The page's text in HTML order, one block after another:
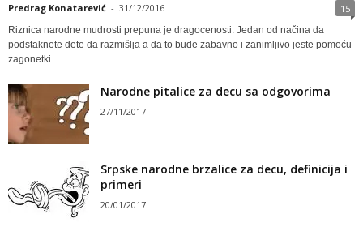
Predrag Konatarević - 31/12/2016 15
Riznica narodne mudrosti prepuna je dragocenosti. Jedan od načina da
podstaknete dete da razmišlja a da to bude zabavno i zanimljivo jeste pomoću
zagonetki....
Narodne pitalice za decu sa odgovorima
27/11/2017
Srpske narodne brzalice za decu, definicija i
primeri
20/01/2017